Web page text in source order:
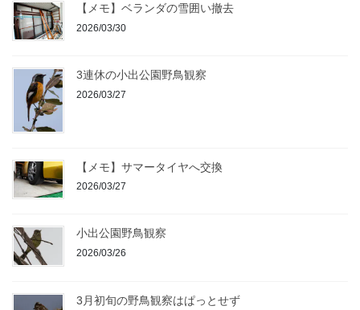
【メモ】ベランダの雪囲い撤去
2026/03/30
3連休の小出公園野鳥観察
2026/03/27
【メモ】サマータイヤへ交換
2026/03/27
小出公園野鳥観察
2026/03/26
3月初旬の野鳥観察はぱっとせず